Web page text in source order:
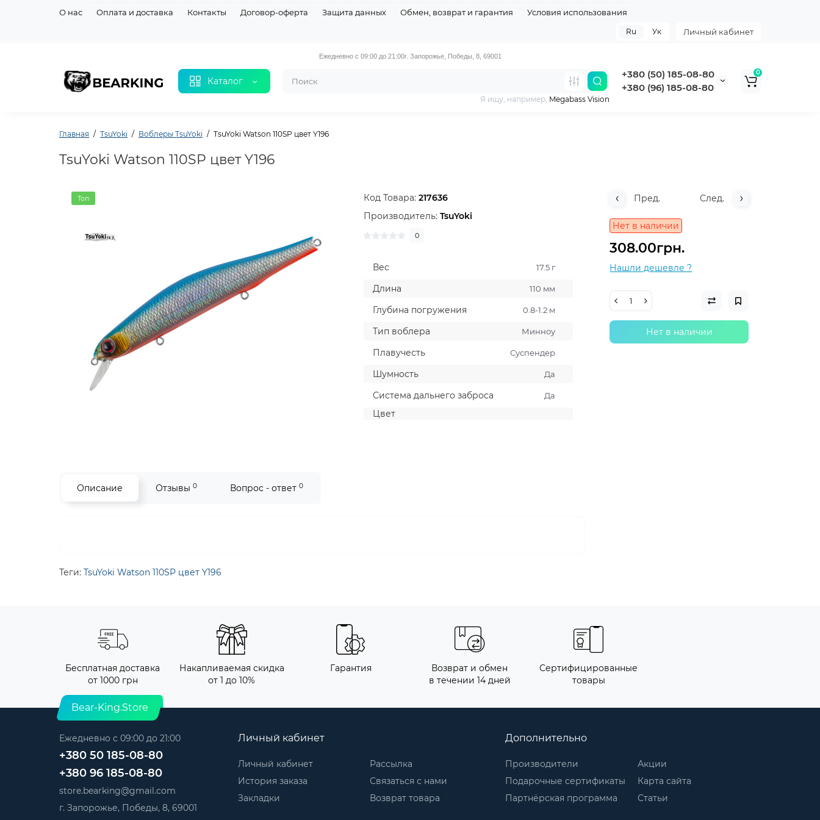
О нас Оплата и доставка Контакты Договор-оферта Защита данных Обмен, возврат и гарантия
Условия использования
Личный кабинет
Ru Ук
Каталог
Ежедневно с 09:00 до 21:00г. Запорожье, Победы, 8, 69001
+380 (50) 185-08-80
+380 (96) 185-08-80
Я ищу, например, Megabass Vision
0
Главная TsuYoki Воблеры TsuYoki TsuYoki Watson 110SP цвет Y196
TsuYoki Watson 110SP цвет Y196
Топ Код Товара:217636
Производитель:TsuYoki
0
Вес 17.5 г
Длина 110 мм
Глубина погружения 0.8-1.2 м
Тип воблера Минноу
Плавучесть Суспендер
Шумность Да
Система дальнего заброса Да
Цвет
Пред. След.
Нет в наличии
308.00грн.
Нашли дешевле ?
Нет в наличии
Описание Отзывы 0 Вопрос - ответ 0
Теги: TsuYoki Watson 110SP цвет Y196
Бесплатная доставка
от 1000 грн
Накапливаемая скидка
от 1 до 10%
Гарантия
Возврат и обмен
в течении 14 дней
Сертифицированные
товары
Bear-King.Store
Ежедневно с 09:00 до 21:00
+380 50 185-08-80
+380 96 185-08-80
store.bearking@gmail.com
г. Запорожье, Победы, 8, 69001
Личный кабинет
Личный кабинет
История заказа
Закладки
Рассылка
Связаться с нами
Возврат товара
Дополнительно
Производители
Подарочные сертификаты
Партнёрская программа
Акции
Карта сайта
Статьи